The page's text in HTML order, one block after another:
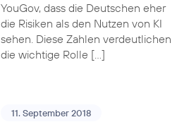
YouGov, dass die Deutschen eher
die Risiken als den Nutzen von KI
sehen. Diese Zahlen verdeutlichen
die wichtige Rolle […]
11. September 2018